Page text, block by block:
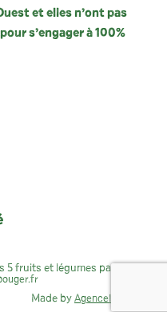
et elles n’ont pas
s’engager à 100%
5 fruits et légumes par jour :
Made by AgenceIndie